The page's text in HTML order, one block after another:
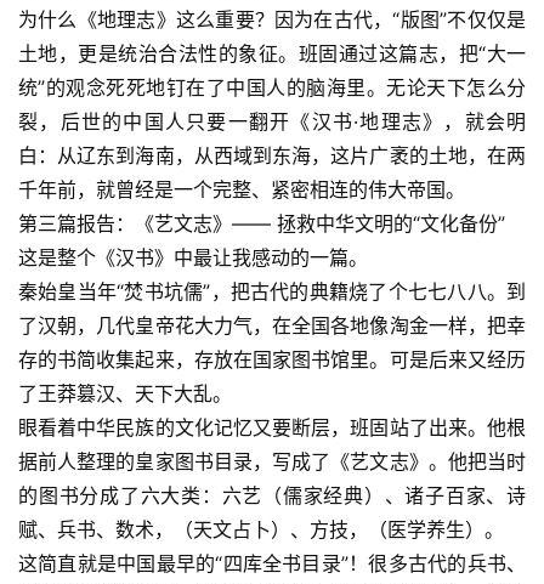
为什么《地理志》这么重要？因为在古代，“版图”不仅仅是
土地，更是统治合法性的象征。班固通过这篇志，把“大一
统”的观念死死地钉在了中国人的脑海里。无论天下怎么分
裂，后世的中国人只要一翻开《汉书·地理志》，就会明
白：从辽东到海南，从西域到东海，这片广袤的土地，在两
千年前，就曾经是一个完整、紧密相连的伟大帝国。
第三篇报告：《艺文志》—— 拯救中华文明的“文化备份”
这是整个《汉书》中最让我感动的一篇。
秦始皇当年“焚书坑儒”，把古代的典籍烧了个七七八八。到
了汉朝，几代皇帝花大力气，在全国各地像淘金一样，把幸
存的书简收集起来，存放在国家图书馆里。可是后来又经历
了王莽篡汉、天下大乱。
眼看着中华民族的文化记忆又要断层，班固站了出来。他根
据前人整理的皇家图书目录，写成了《艺文志》。他把当时
的图书分成了六大类：六艺（儒家经典）、诸子百家、诗
赋、兵书、数术，（天文占卜）、方技，（医学养生）。
这简直就是中国最早的“四库全书目录”！很多古代的兵书、